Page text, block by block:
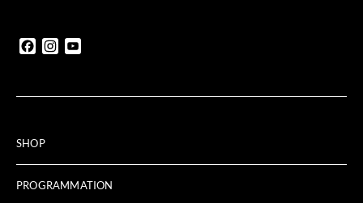
FacebookInstagram
SHOP
PROGRAMMATION